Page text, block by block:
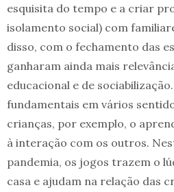
esquisita do tempo e a criar
isolamento social) com
disso, com o fechamento das
ganharam ainda mais
educacional e de sociabilização.
fundamentais em vários
crianças, por exemplo, o
à interação com os outros.
pandemia, os jogos trazem o
casa e ajudam na relação das